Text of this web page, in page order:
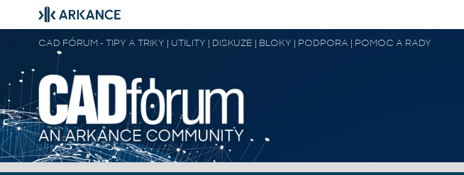
CAD FÓRUM - TIPY A TRIKY | UTILITY | DISKUZE | BLOKY | PODPORA | POMOC A RADY